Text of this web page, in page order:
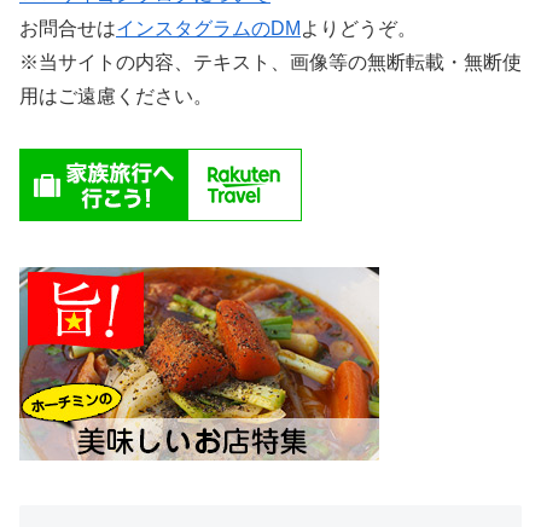
お問合せはインスタグラムのDM よりどうぞ。
※当サイトの内容、テキスト、画像等の無断転載・無断使
用はご遠慮ください。